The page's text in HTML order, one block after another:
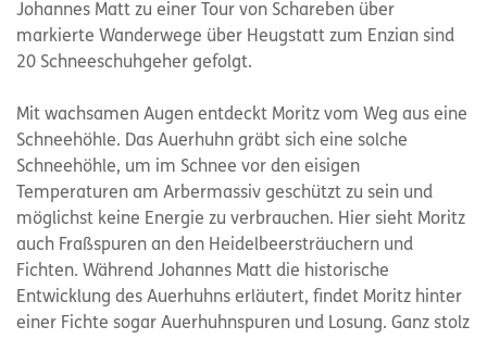
Johannes Matt zu einer Tour von Schareben über
markierte Wanderwege über Heugstatt zum Enzian sind
20 Schneeschuhgeher gefolgt.
Mit wachsamen Augen entdeckt Moritz vom Weg aus eine
Schneehöhle. Das Auerhuhn gräbt sich eine solche
Schneehöhle, um im Schnee vor den eisigen
Temperaturen am Arbermassiv geschützt zu sein und
möglichst keine Energie zu verbrauchen. Hier sieht Moritz
auch Fraßspuren an den Heidelbeersträuchern und
Fichten. Während Johannes Matt die historische
Entwicklung des Auerhuhns erläutert, findet Moritz hinter
einer Fichte sogar Auerhuhnspuren und Losung. Ganz stolz